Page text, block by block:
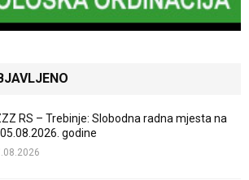
RS – Trebinje: Slobodna radna mjesta na
godine